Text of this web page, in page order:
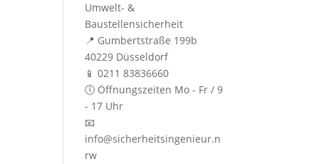
& Schimmelgefahr
Umwelt- &
Baustellensicherheit
📍 Gumbertstraße 199b
40229 Düsseldorf
📱 0211 83836660
🕔 Öffnungszeiten Mo - Fr / 9
- 17 Uhr
📧
info@sicherheitsingenieur.n
rw